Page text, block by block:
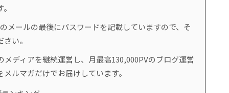
メールの最後にパスワードを記載していますので、そ
い。
メディアを継続運営し、月最高130,000PVのブログ運営
ルマガだけでお届けしています。